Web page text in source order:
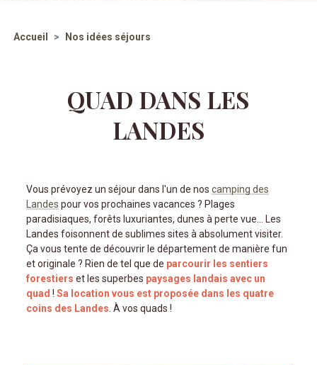
Accueil Nos idées séjours
QUAD DANS LES
LANDES
Vous prévoyez un séjour dans l'un de noscamping des
Landes pour vos prochaines vacances ? Plages
paradisiaques, forêts luxuriantes, dunes à perte vue… Les
Landes foisonnent de sublimes sites à absolument visiter.
Ça vous tente de découvrir le département de manière fun
et originale ? Rien de tel que de parcourir les sentiers
forestiers et les superbes paysages landais avec un
quad !Sa location vous est proposée dans les quatre
coins des Landes. À vos quads !